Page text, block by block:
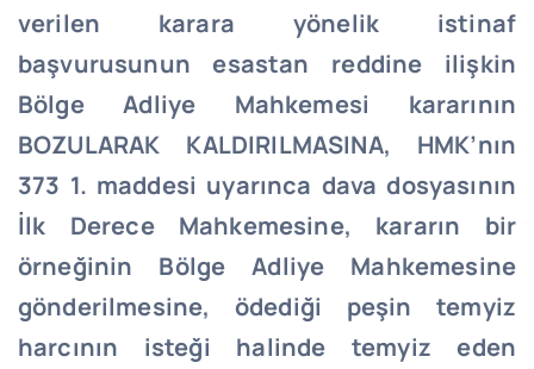
verilen karara yönelik istinaf
başvurusunun esastan reddine ilişkin
Bölge Adliye Mahkemesi kararının
BOZULARAK KALDIRILMASINA, HMK’nın
373 1. maddesi uyarınca dava dosyasının
İlk Derece Mahkemesine, kararın bir
örneğinin Bölge Adliye Mahkemesine
gönderilmesine, ödediği peşin temyiz
harcının isteği halinde temyiz eden